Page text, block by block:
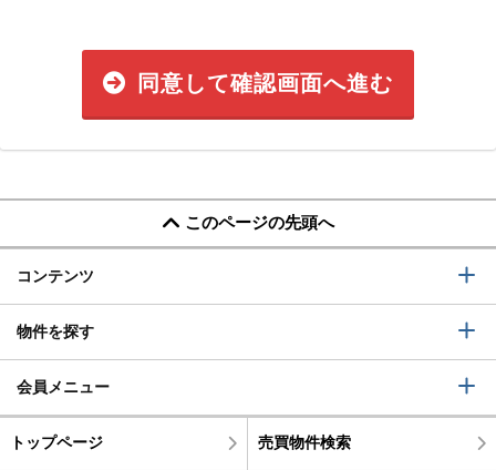
同意して確認画面へ進む
このページの先頭へ
コンテンツ
物件を探す
会員メニュー
トップページ 売買物件検索